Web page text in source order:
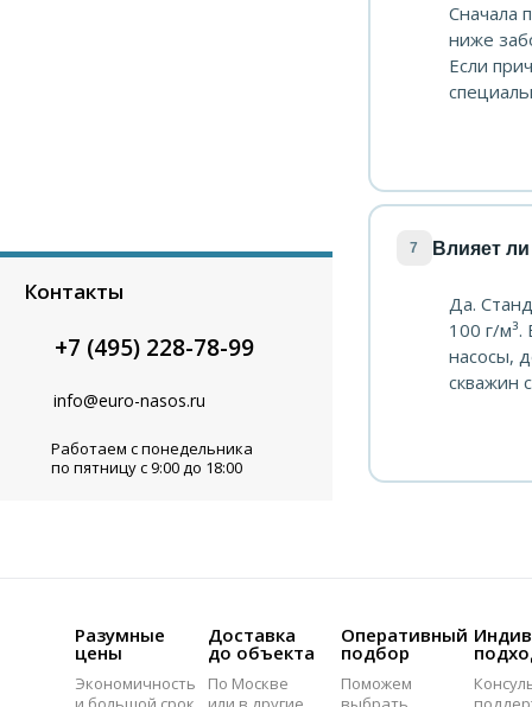
Контакты
+7 (495) 228-78-99
info@euro-nasos.ru
Работаем с понедельника
по пятницу с 9:00 до 18:00
Сначала
ниже
Если
7 Влияет
Да.
100 г/м³.
насосы,
скважин
Разумные
цены
Экономичность
Доставка
до объекта
По Москве
Оперативный
подбор
Поможем